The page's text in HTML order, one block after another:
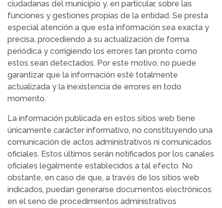
ciudadanas del municipio y, en particular, sobre las
funciones y gestiones propias de la entidad. Se presta
especial atención a que esta información sea exacta y
precisa, procediendo a su actualización de forma
periódica y corrigiendo los errores tan pronto como
estos sean detectados. Por este motivo, no puede
garantizar que la información esté totalmente
actualizada y la inexistencia de errores en todo
momento.
La información publicada en estos sitios web tiene
únicamente carácter informativo, no constituyendo una
comunicación de actos administrativos ni comunicados
oficiales. Estos últimos serán notificados por los canales
oficiales legalmente establecidos a tal efecto. No
obstante, en caso de que, a través de los sitios web
indicados, puedan generarse documentos electrónicos
en el seno de procedimientos administrativos